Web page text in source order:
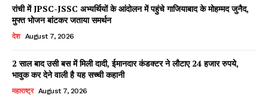
रांची में JPSC-JSSC अभ्यर्थियों के आंदोलन में पहुंचे गाजियाबाद के मोहम्मद जुनैद,
मुफ्त भोजन बांटकर जताया समर्थन
देश August 7, 2026
2 साल बाद उसी बस में मिली दादी, ईमानदार कंडक्टर ने लौटाए 24 हजार रुपये,
भावुक कर देने वाली है यह सच्ची कहानी
महाराष्ट्र August 7, 2026